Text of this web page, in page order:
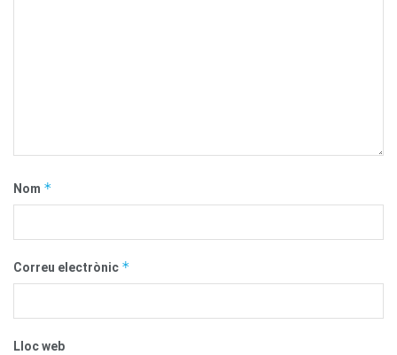
Nom *
Correu electrònic *
Lloc web